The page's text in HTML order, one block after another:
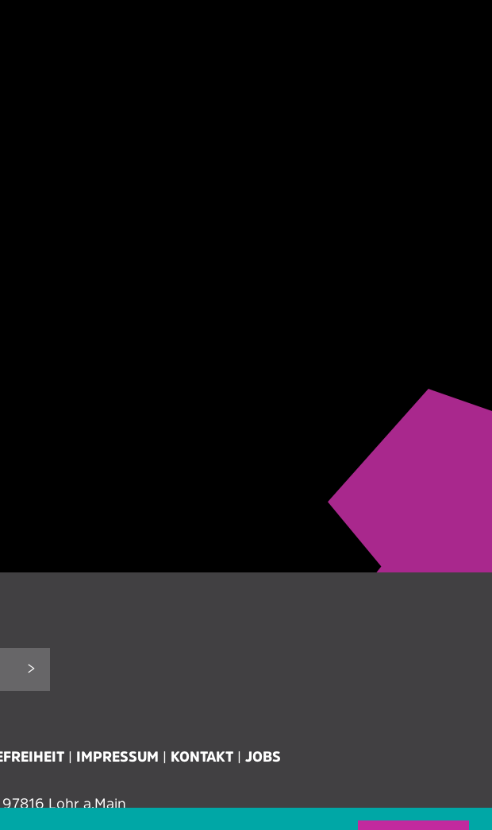
IMPRESSUM KONTAKT JOBS
Lohr a.Main